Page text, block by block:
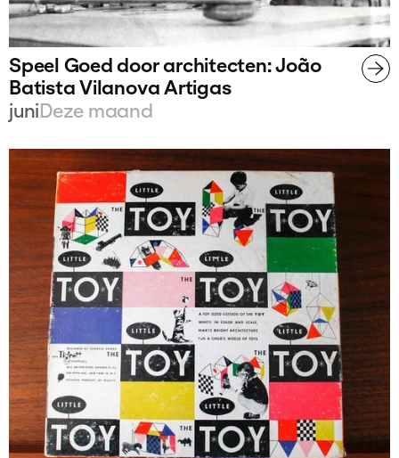
Speel Goed door architecten: João
Batista Vilanova Artigas
juniDeze maand